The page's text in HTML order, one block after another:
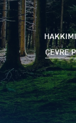
ÇEVRE